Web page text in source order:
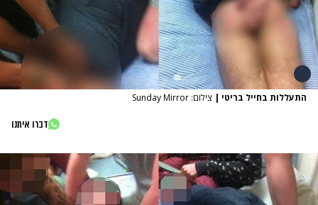
התעללות בחייל בריטי | צילום: Sunday Mirror
דברו איתנו